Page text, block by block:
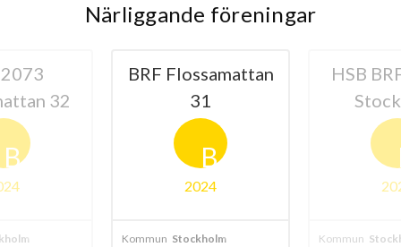
Närliggande föreningar
32
B
BRF Flossamattan
31
B
2024
Kommun Stockholm
HSB
Kommun